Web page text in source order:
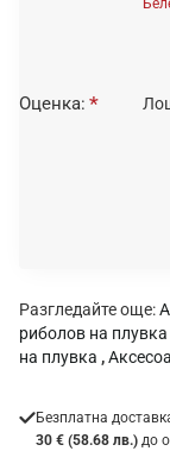
О
Оценка:
Разгледайте още:
риболов на плувка
на плувка ,
Безплатна
30 € (58.68 лв.) до